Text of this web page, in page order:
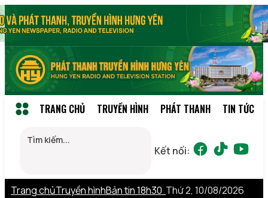
TRANG CHỦ TRUYỀN HÌNH PHÁT THANH TIN TỨC
Kết nối:
Trang chủTruyền hìnhBản tin 18h30 Thứ 2, 10/08/2026